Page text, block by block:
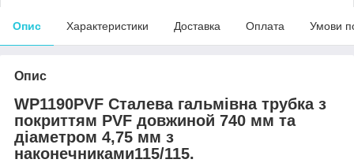
Опис Характеристики Доставка Оплата Умови
Опис
WP1190PVF Сталева гальмівна трубка з
покриттям PVF довжиной 740 мм та
діаметром 4,75 мм з
наконечниками115/115.